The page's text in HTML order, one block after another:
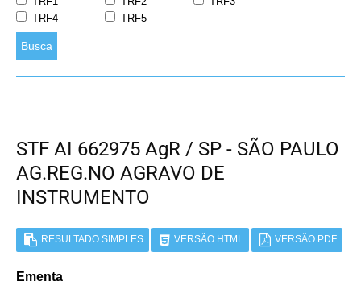
TRF4
TRF5
Busca
STF AI 662975 AgR / SP - SÃO PAULO
AG.REG.NO AGRAVO DE
INSTRUMENTO
RESULTADO SIMPLES VERSÃO HTML VERSÃO PDF
Ementa